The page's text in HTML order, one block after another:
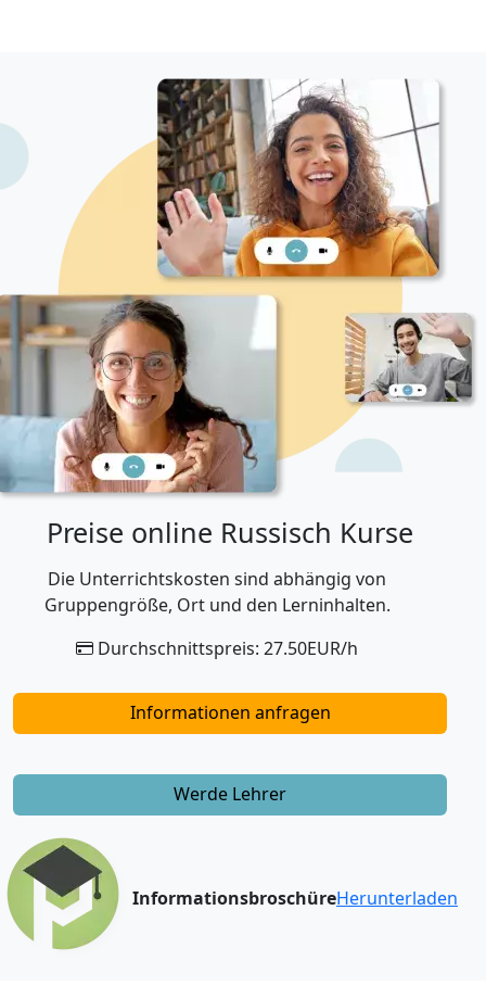
Preise online Russisch Kurse
Die Unterrichtskosten sind abhängig von
Gruppengröße, Ort und den Lerninhalten.
Durchschnittspreis: 27.50EUR/h
Informationen anfragen
Werde Lehrer
InformationsbroschüreHerunterladen